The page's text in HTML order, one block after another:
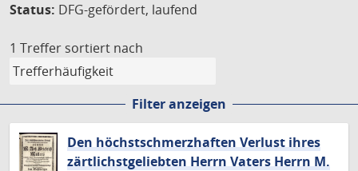
Status: DFG-gefördert, laufend
1 Treffer sortiert nach
Filter anzeigen
Den höchstschmerzhaften Verlust ihres
zärtlichstgeliebten Herrn Vaters Herrn M.